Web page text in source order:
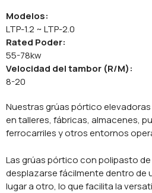
Modelos:
LTP-1.2 ~ LTP-2.0
Rated Poder:
55-78kw
Velocidad del tambor (R/M):
8-20
Nuestras grúas pórtico
en talleres, fábricas, almacenes,
ferrocarriles y otros entornos
Las grúas pórtico con polipasto
desplazarse fácilmente dentro de
lugar a otro, lo que facilita la